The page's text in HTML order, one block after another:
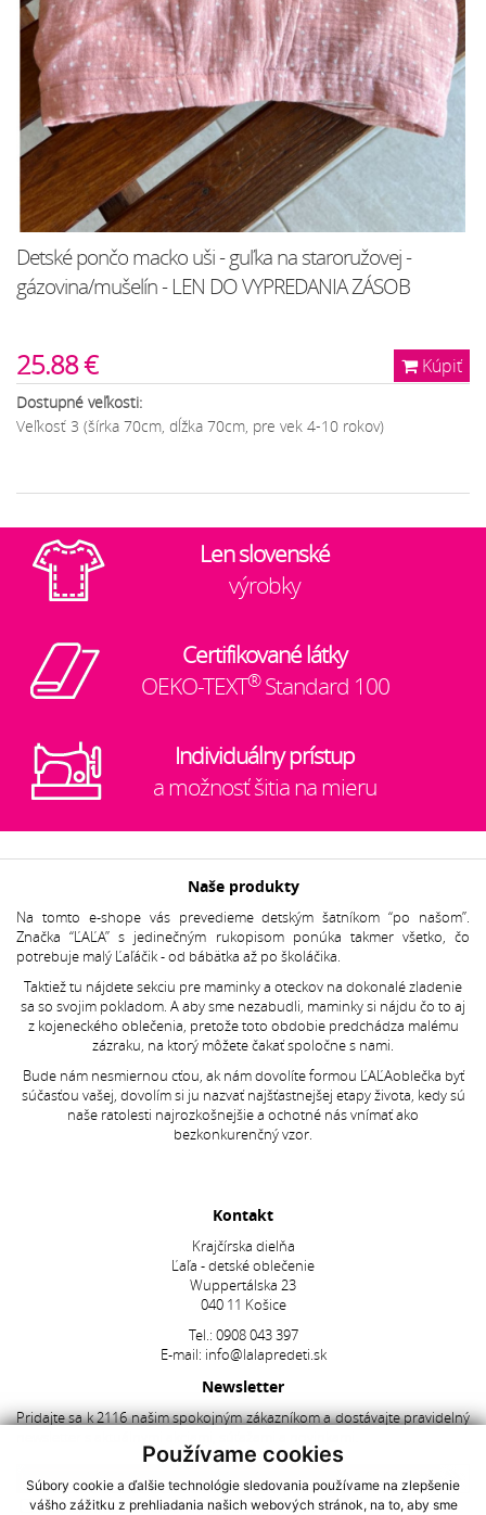
Používame cookies
Súbory cookie a ďalšie technológie sledovania používame na zlepšenie
vášho zážitku z prehliadania našich webových stránok, na to, aby sme
Detské pončo macko uši - guľka na staroružovej -
gázovina/mušelín - LEN DO VYPREDANIA ZÁSOB
Kúpiť
25.88 €
Dostupné veľkosti:
Veľkosť 3 (šírka 70cm, dĺžka 70cm, pre vek 4-10 rokov)
Len slovenské
výrobky
Certifikované látky
OEKO-TEXT®Standard 100
Individuálny prístup
a možnosť šitia na mieru
Naše produkty
Na tomto e-shope vás prevedieme detským šatníkom “po našom”.
Značka “ĽAĽA” s jedinečným rukopisom ponúka takmer všetko, čo
potrebuje malý Ľaľáčik - od bábätka až po školáčika.
Taktiež tu nájdete sekciu pre maminky a oteckov na dokonalé zladenie
sa so svojim pokladom. A aby sme nezabudli, maminky si nájdu čo to aj
z kojeneckého oblečenia, pretože toto obdobie predchádza malému
zázraku, na ktorý môžete čakať spoločne s nami.
Bude nám nesmiernou cťou, ak nám dovolíte formou ĽAĽAoblečka byť
súčasťou vašej, dovolím si ju nazvať najšťastnejšej etapy života, kedy sú
naše ratolesti najrozkošnejšie a ochotné nás vnímať ako
bezkonkurenčný vzor.
Kontakt
Krajčírska dielňa
Ľaľa - detské oblečenie
Wuppertálska 23
040 11 Košice
Tel.: 0908 043 397
E-mail: info@lalapredeti.sk
Newsletter
Pridajte sa k 2116 našim spokojným zákazníkom a dostávajte pravidelný
Súhlasím so spracovaním osobných údajov